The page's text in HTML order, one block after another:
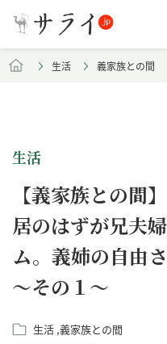
生活 義家族との間
生活
【義家族との間
居のはずが兄夫
ム。義姉の自由
～その１～
生活 義家族との間